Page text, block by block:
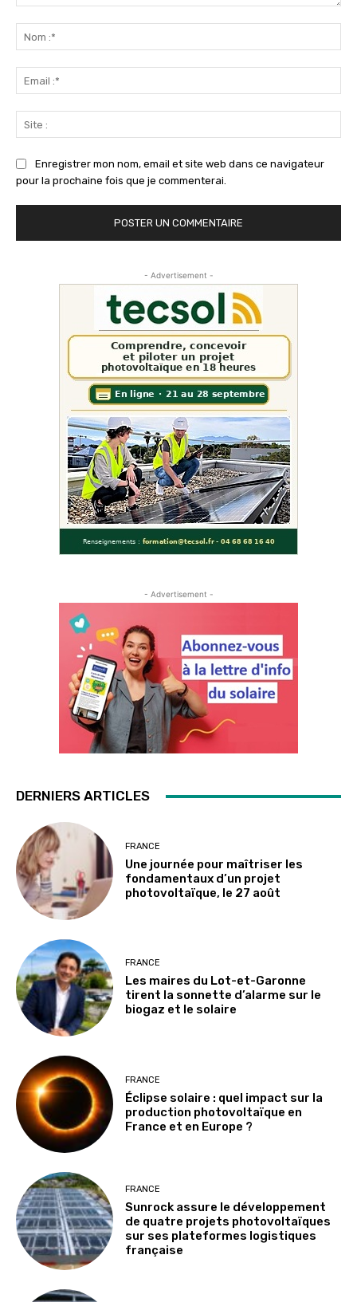
:*
:*
:
Enregistrer mon nom, email et site web dans ce navigateur
pour la prochaine fois que je commenterai.
- Advertisement -
- Advertisement -
DERNIERS ARTICLES
FRANCE
Une journée pour maîtriser les
fondamentaux d’un projet
photovoltaïque, le 27 août
FRANCE
Les maires du Lot-et-Garonne
tirent la sonnette d’alarme sur le
biogaz et le solaire
FRANCE
Éclipse solaire : quel impact sur la
production photovoltaïque en
France et en Europe ?
FRANCE
Sunrock assure le développement
de quatre projets photovoltaïques
sur ses plateformes logistiques
française